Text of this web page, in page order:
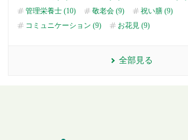
管理栄養士 (10)
敬老会 (9)
祝い膳 (9)
コミュニケーション (9)
お花見 (9)
全部見る